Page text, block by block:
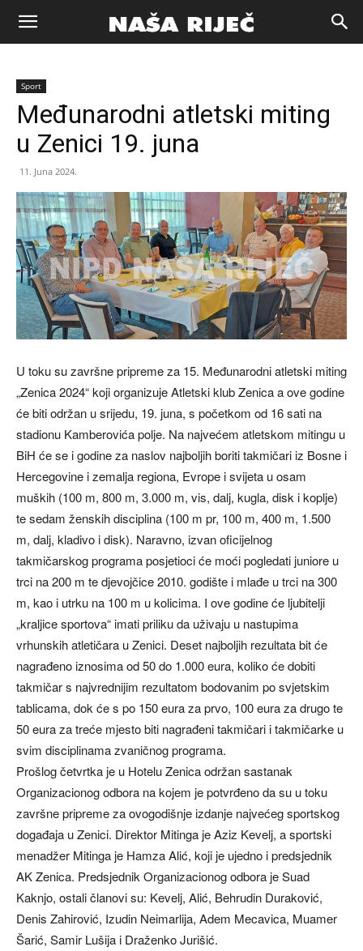
Naša
riječ
Sport
Međunarodni atletski miting
u Zenici 19. juna
11. Juna 2024.
U toku su završne pripreme za 15. Međunarodni atletski miting
„Zenica 2024“ koji organizuje Atletski klub Zenica a ove godine
će biti održan u srijedu, 19. juna, s početkom od 16 sati na
stadionu Kamberovića polje. Na najvećem atletskom mitingu u
BiH će se i godine za naslov najboljih boriti takmičari iz Bosne i
Hercegovine i zemalja regiona, Evrope i svijeta u osam
muških (100 m, 800 m, 3.000 m, vis, dalj, kugla, disk i koplje)
te sedam ženskih disciplina (100 m pr, 100 m, 400 m, 1.500
m, dalj, kladivo i disk). Naravno, izvan oficijelnog
takmičarskog programa posjetioci će moći pogledati juniore u
trci na 200 m te djevojčice 2010. godište i mlađe u trci na 300
m, kao i utrku na 100 m u kolicima. I ove godine će ljubitelji
„kraljice sportova“ imati priliku da uživaju u nastupima
vrhunskih atletičara u Zenici. Deset najboljih rezultata bit će
nagrađeno iznosima od 50 do 1.000 eura, koliko će dobiti
takmičar s najvrednijim rezultatom bodovanim po svjetskim
tablicama, dok će s po 150 eura za prvo, 100 eura za drugo te
50 eura za treće mjesto biti nagrađeni takmičari i takmičarke u
svim disciplinama zvaničnog programa.
Prošlog četvrtka je u Hotelu Zenica održan sastanak
Organizacionog odbora na kojem je potvrđeno da su u toku
završne pripreme za ovogodišnje izdanje najvećeg sportskog
događaja u Zenici. Direktor Mitinga je Aziz Kevelj, a sportski
menadžer Mitinga je Hamza Alić, koji je ujedno i predsjednik
AK Zenica. Predsjednik Organizacionog odbora je Suad
Kaknjo, ostali članovi su: Kevelj, Alić, Behrudin Duraković,
Denis Zahirović, Izudin Neimarlija, Adem Mecavica, Muamer
Šarić, Samir Lušija i Draženko Jurišić.